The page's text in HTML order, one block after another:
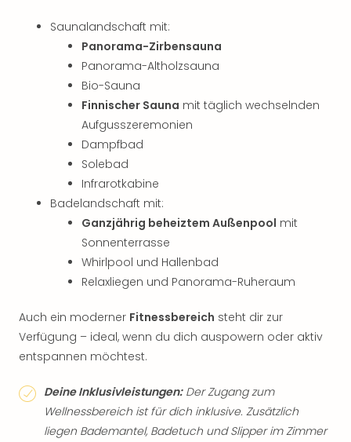
Saunalandschaft mit:
Panorama-Zirbensauna
Panorama-Altholzsauna
Bio-Sauna
Finnischer Sauna mit täglich wechselnden
Aufgusszeremonien
Dampfbad
Solebad
Infrarotkabine
Badelandschaft mit:
Ganzjährig beheiztem Außenpool mit
Sonnenterrasse
Whirlpool und Hallenbad
Relaxliegen und Panorama-Ruheraum
Auch ein moderner Fitnessbereich steht dir zur
Verfügung – ideal, wenn du dich auspowern oder aktiv
entspannen möchtest.
Deine Inklusivleistungen:Der Zugang zum
Wellnessbereich ist für dich inklusive. Zusätzlich
liegen Bademantel, Badetuch und Slipper im Zimmer